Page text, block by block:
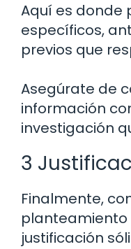
Aquí es donde
específicos,
previos que
Asegúrate de
información
investigación
3
Finalmente,
planteamiento
justificación